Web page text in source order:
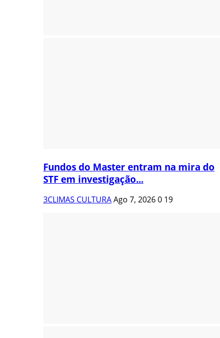
Fundos do Master entram na mira do
STF em investigação...
3CLIMAS CULTURAAgo 7, 20260 19